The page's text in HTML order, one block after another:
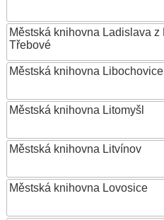
Městská knihovna Ladislava
Třebové
Městská knihovna Libochovice
Městská knihovna Litomyšl
Městská knihovna Litvínov
Městská knihovna Lovosice